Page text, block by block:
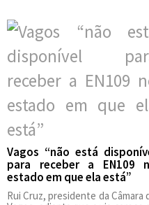
Vagos “não está
para receber a EN109
estado em que ela está”
Rui Cruz, presidente da Câmara